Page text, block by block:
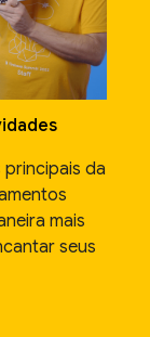
da
mais
seus